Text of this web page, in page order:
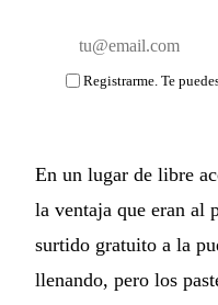
Email
Registrarme. Te
En un lugar de libre
la ventaja que eran al
surtido gratuito a la
llenando, pero los